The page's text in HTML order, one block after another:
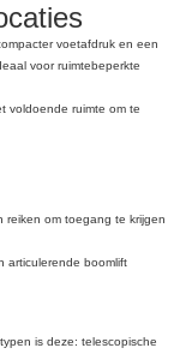
voetafdruk en een
voor ruimtebeperkte
voldoende ruimte om te
reiken om toegang te krijgen
articulerende boomlift
is deze: telescopische